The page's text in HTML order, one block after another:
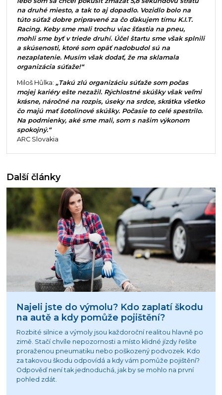
na druhé miesto, a tak to aj dopadlo. Vozidlo bolo na
túto súťaž dobre pripravené za čo ďakujem tímu K.I.T.
Racing. Keby sme mali trochu viac šťastia na pneu,
mohli sme byť v triede druhí. Účel štartu sme však splnili
a skúsenosti, ktoré som opäť nadobudol sú na
nezaplatenie. Musím však dodať, že ma sklamala
organizácia súťaže!“
Miloš Hůlka: „Takú zlú organizáciu súťaže som počas
mojej kariéry ešte nezažil. Rýchlostné skúšky však veľmi
krásne, náročné na rozpis, úseky na srdce, skrátka všetko
čo majú mať šotolinové skúšky. Počasie to celé spestrilo.
Na podmienky, aké sme mali, som s našim výkonom
spokojný.“
ARC Slovakia
Další články
Najeli jste do výmolu? Kdo zaplatí škodu
na autě a kdy pomůže pojištění?
Rozbité silnice a výmoly jsou každoroční realitou hlavně po
zimě. Stačí chvíle nepozornosti a místo klidné jízdy řešíte
proraženou pneumatiku nebo poškozený podvozek. Kdo
za takovou škodu odpovídá a kdy vám pomůže pojištění?
Odpověď není tak jednoduchá, jak by se mohlo na první
pohled zdát.